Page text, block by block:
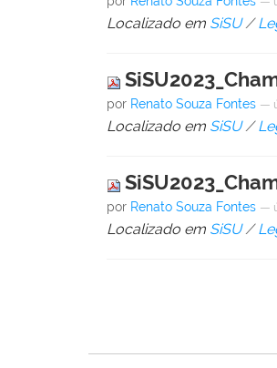
Localizado em SiSU /
por Renato Souza Fontes —
Localizado em SiSU /
por Renato Souza Fontes —
Localizado em SiSU /